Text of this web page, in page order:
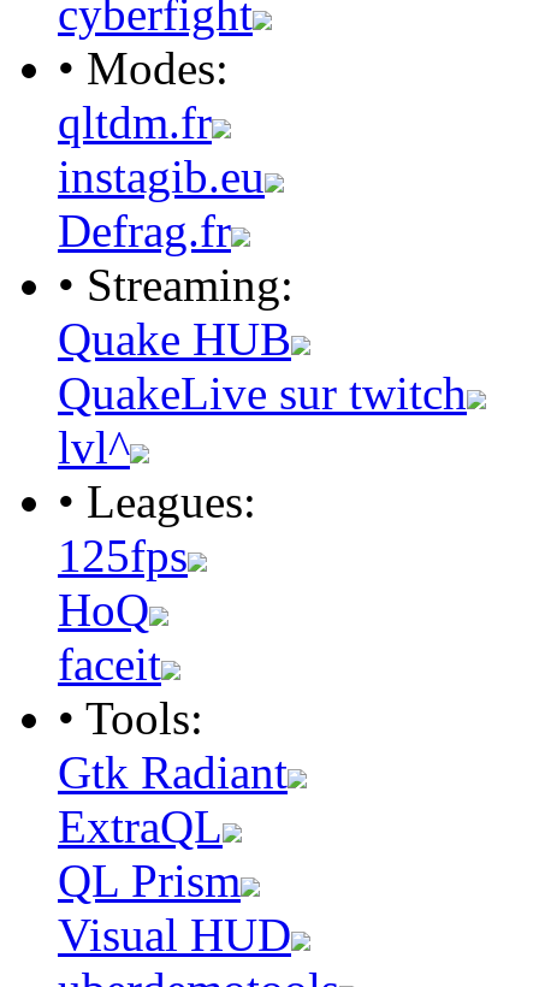
cyberfight
• Modes:
qltdm.fr
instagib.eu
Defrag.fr
• Streaming:
Quake HUB
QuakeLive sur twitch
lvl^
• Leagues:
125fps
HoQ
faceit
• Tools:
Gtk Radiant
ExtraQL
QL Prism
Visual HUD